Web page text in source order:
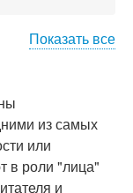
Показать все
из самых
или
в роли "лица"
и